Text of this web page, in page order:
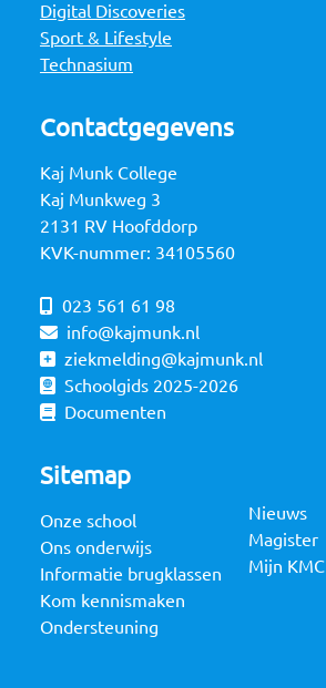
Digital Discoveries
Sport & Lifestyle
Technasium
Contactgegevens
Kaj Munk College
Kaj Munkweg 3
2131 RV Hoofddorp
KVK-nummer: 34105560
023 561 61 98
info@kajmunk.nl
ziekmelding@kajmunk.nl
Schoolgids 2025-2026
Documenten
Sitemap
Onze school
Ons onderwijs
Informatie brugklassen
Kom kennismaken
Ondersteuning
Nieuws
Magister
Mijn KMC